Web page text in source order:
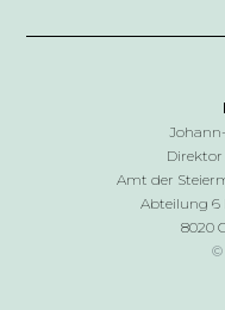
Johann-
Amt der
Abteilung 6
8020
©